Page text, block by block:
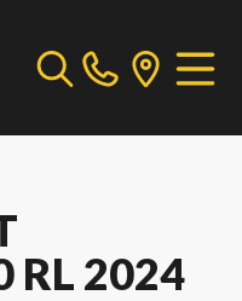
RL 2024